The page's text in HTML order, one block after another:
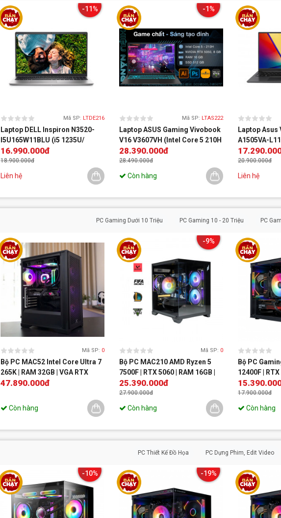
-11%
Mã SP: LTDE216
Laptop DELL Inspiron N3520-
I5U165W11BLU (i5 1235U/
16GB/ 512GB SSD/ 15.6 inch
FHD/ Win 11/ Office/ Bạc/ 1Y)
16.990.000đ
18.900.000đ
Liên hệ
-1%
Mã SP: LTAS222
Laptop ASUS Gaming Vivobook
V16 V3607VH (Intel Core 5 210H
| RTX 5050 8GB | 16 inch WUXGA
144Hz | 16GB | 512GB | Win 11 |
28.390.000đ
28.490.000đ
Còn hàng
Laptop Asus
A1505VA-
RAM 16GB |
Iris Xe
20.900.000đ
Liên hệ
PC Gaming Dưới 10 Triệu PC Gaming 10 - 20 Triệu PC
Mã SP: 0
Bộ PC MAC52 Intel Core Ultra 7
265K | RAM 32GB | VGA RTX
5070 12GB | SSD 500G
47.890.000đ
Còn hàng
-9%
Mã SP: 0
Bộ PC MAC210 AMD Ryzen 5
7500F | RTX 5060 | RAM 16GB |
500GB
25.390.000đ
27.900.000đ
Còn hàng
Bộ PC
12400F | RTX
RAM 16GB
17.900.000đ
Còn hàng
PC Thiết Kế Đồ Họa PC Dựng Phim, Edit Video
-10% -19%